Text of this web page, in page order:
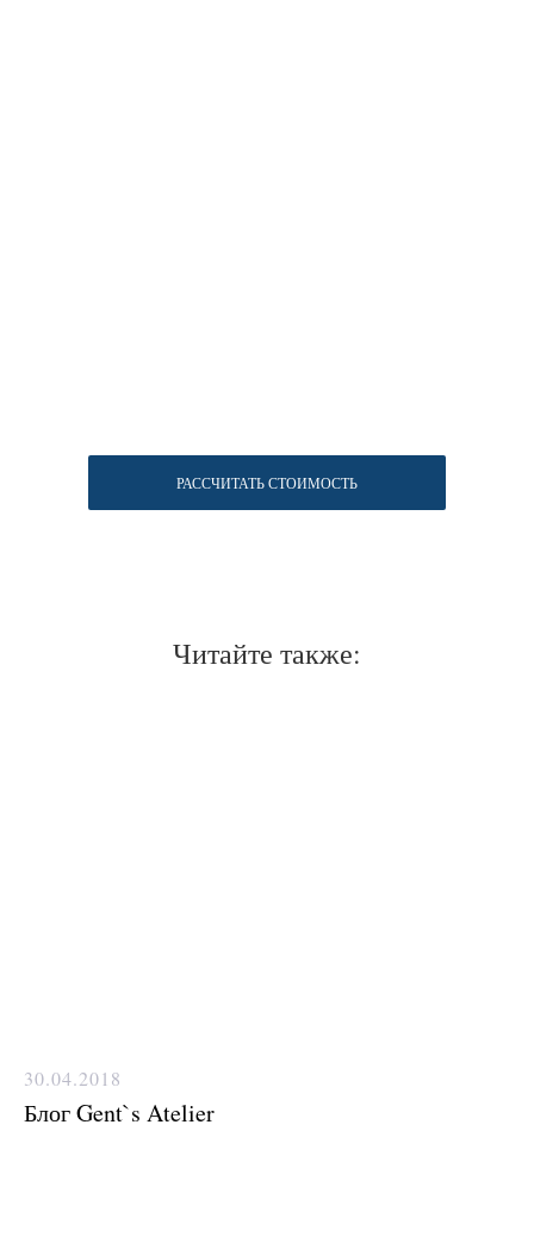
РАССЧИТАТЬ СТОИМОСТЬ
Читайте также:
30.04.2018
Блог Gent`s Atelier